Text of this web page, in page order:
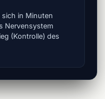
sich in Minuten
Nervensystem
(Kontrolle) des